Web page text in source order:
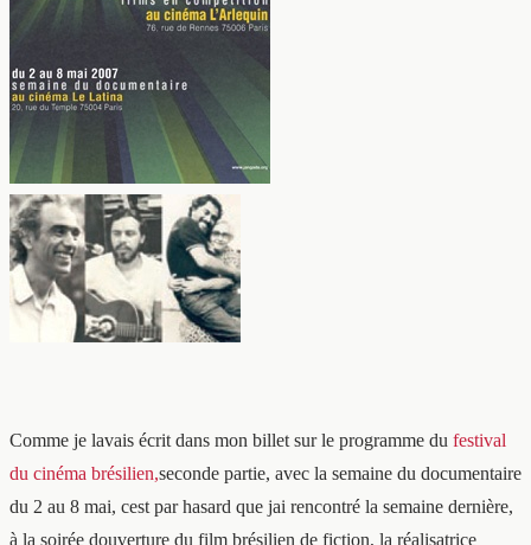
Comme je lavais écrit dans mon billet sur le programme du festival
du cinéma brésilien,seconde partie, avec la semaine du documentaire
du 2 au 8 mai, cest par hasard que jai rencontré la semaine dernière,
à la soirée douverture du film brésilien de fiction, la réalisatrice